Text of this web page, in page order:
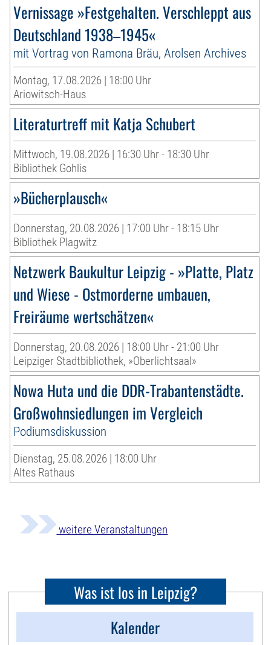
Vernissage »Festgehalten. Verschleppt aus
Deutschland 1938–1945«
mit Vortrag von Ramona Bräu, Arolsen Archives
Montag, 17.08.2026 | 18:00 Uhr
Ariowitsch-Haus
Literaturtreff mit Katja Schubert
Mittwoch, 19.08.2026 | 16:30 Uhr - 18:30 Uhr
Bibliothek Gohlis
»Bücherplausch«
Donnerstag, 20.08.2026 | 17:00 Uhr - 18:15 Uhr
Bibliothek Plagwitz
Netzwerk Baukultur Leipzig - »Platte, Platz
und Wiese - Ostmorderne umbauen,
Freiräume wertschätzen«
Donnerstag, 20.08.2026 | 18:00 Uhr - 21:00 Uhr
Leipziger Stadtbibliothek, »Oberlichtsaal»
Nowa Huta und die DDR-Trabantenstädte.
Großwohnsiedlungen im Vergleich
Podiumsdiskussion
Dienstag, 25.08.2026 | 18:00 Uhr
Altes Rathaus
weitere Veranstaltungen
Was ist los in Leipzig?
Kalender